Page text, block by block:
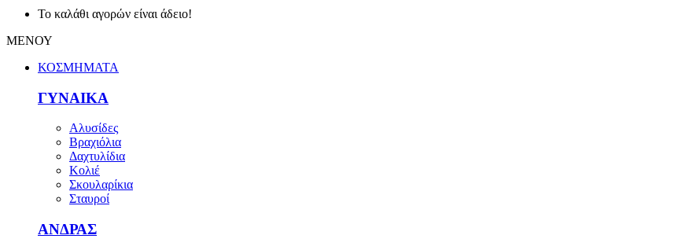
Το καλάθι αγορών είναι άδειο!
ΜΕΝΟΥ
ΚΟΣΜΗΜΑΤΑ
ΓΥΝΑΙΚΑ
Αλυσίδες
Βραχιόλια
Δαχτυλίδια
Κολιέ
Σκουλαρίκια
Σταυροί
ΑΝΔΡΑΣ